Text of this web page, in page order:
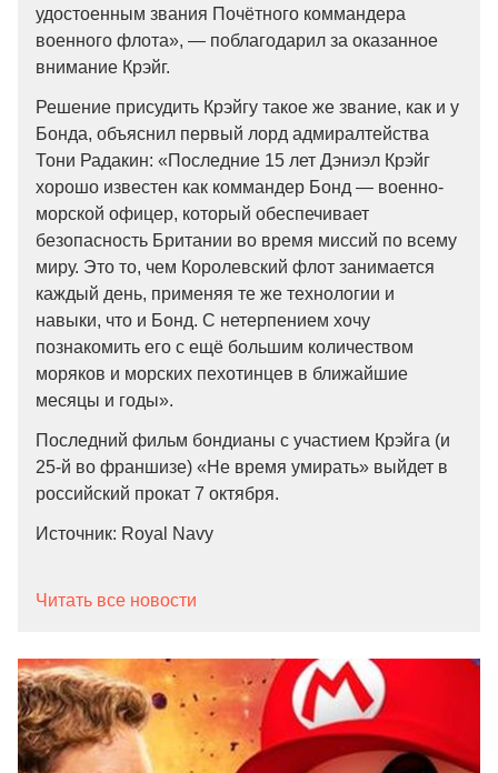
удостоенным звания Почётного коммандера
военного флота», — поблагодарил за оказанное
внимание Крэйг.
Решение присудить Крэйгу такое же звание, как и у
Бонда, объяснил первый лорд адмиралтейства
Тони Радакин: «Последние 15 лет Дэниэл Крэйг
хорошо известен как коммандер Бонд — военно-
морской офицер, который обеспечивает
безопасность Британии во время миссий по всему
миру. Это то, чем Королевский флот занимается
каждый день, применяя те же технологии и
навыки, что и Бонд. С нетерпением хочу
познакомить его с ещё большим количеством
моряков и морских пехотинцев в ближайшие
месяцы и годы».
Последний фильм бондианы с участием Крэйга (и
25-й во франшизе) «Не время умирать» выйдет в
российский прокат 7 октября.
Источник: Royal Navy
Читать все новости